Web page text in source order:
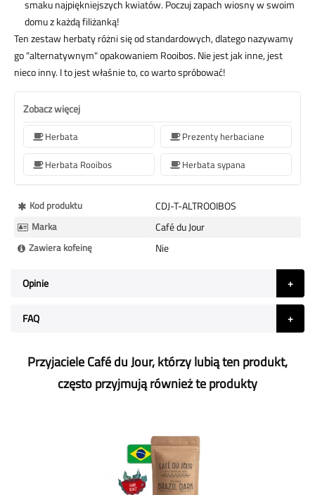
smaku najpiękniejszych kwiatów. Poczuj zapach wiosny w swoim
domu z każdą filiżanką!
Ten zestaw herbaty różni się od standardowych, dlatego nazywamy
go "alternatywnym" opakowaniem Rooibos. Nie jest jak inne, jest
nieco inny. I to jest właśnie to, co warto spróbować!
Zobacz więcej
Herbata
Prezenty herbaciane
Herbata Rooibos
Herbata sypana
Więcej
informacji
Kod produktu CDJ-T-ALTROOIBOS
Marka Café du Jour
Zawiera kofeinę Nie
Opinie
FAQ
Przyjaciele Café du Jour, którzy lubią ten produkt,
często przyjmują również te produkty